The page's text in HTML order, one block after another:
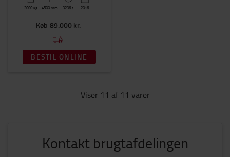
2000 kg 4500 mm 3236 t 2016
Køb 89.000 kr.
BESTIL ONLINE
Viser 11 af 11 varer
Kontakt brugtafdelingen